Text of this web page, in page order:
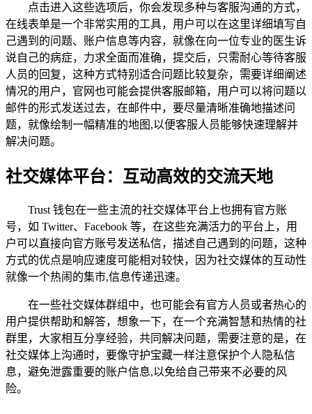
点击进入这些选项后，你会发现多种与客服沟通的方式，
在线表单是一个非常实用的工具，用户可以在这里详细填写自
己遇到的问题、账户信息等内容，就像在向一位专业的医生诉
说自己的病症，力求全面而准确，提交后，只需耐心等待客服
人员的回复，这种方式特别适合问题比较复杂，需要详细阐述
情况的用户，官网也可能会提供客服邮箱，用户可以将问题以
邮件的形式发送过去，在邮件中，要尽量清晰准确地描述问
题，就像绘制一幅精准的地图,以便客服人员能够快速理解并
解决问题。
社交媒体平台：互动高效的交流天地
Trust 钱包在一些主流的社交媒体平台上也拥有官方账
号，如 Twitter、Facebook 等，在这些充满活力的平台上，用
户可以直接向官方账号发送私信，描述自己遇到的问题，这种
方式的优点是响应速度可能相对较快，因为社交媒体的互动性
就像一个热闹的集市,信息传递迅速。
在一些社交媒体群组中，也可能会有官方人员或者热心的
用户提供帮助和解答，想象一下，在一个充满智慧和热情的社
群里，大家相互分享经验，共同解决问题，需要注意的是，在
社交媒体上沟通时，要像守护宝藏一样注意保护个人隐私信
息，避免泄露重要的账户信息,以免给自己带来不必要的风
险。